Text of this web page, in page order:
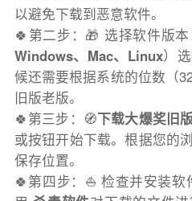
以避免下载到恶意软件。
🍀第二步：🎁 选择软件版
Windows、Mac、Linux）
候还需要根据系统的位数（
旧版老版。
🍀第三步：🧭下载大爆奖旧
或按钮开始下载。根据您的
保存位置。
🍀第四步：⛵️ 检查并安装